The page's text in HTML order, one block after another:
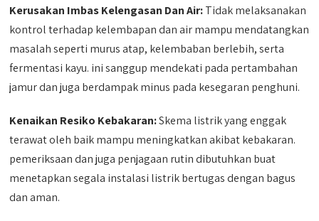
Kerusakan Imbas Kelengasan Dan Air:Tidak melaksanakan
kontrol terhadap kelembapan dan air mampu mendatangkan
masalah seperti murus atap, kelembaban berlebih, serta
fermentasi kayu. ini sanggup mendekati pada pertambahan
jamur dan juga berdampak minus pada kesegaran penghuni.
Kenaikan Resiko Kebakaran:Skema listrik yang enggak
terawat oleh baik mampu meningkatkan akibat kebakaran.
pemeriksaan dan juga penjagaan rutin dibutuhkan buat
menetapkan segala instalasi listrik bertugas dengan bagus
dan aman.